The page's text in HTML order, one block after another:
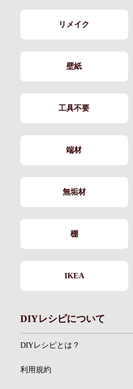
リメイク
壁紙
工具不要
端材
無垢材
棚
IKEA
DIYレシピについて
DIYレシピとは？
利用規約